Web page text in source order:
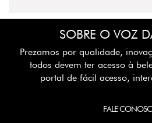
SOBRE O VOZ
Prezamos por qualidade,
todos devem ter acesso à
portal de fácil acesso,
FALE